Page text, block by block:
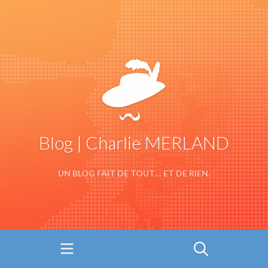
Blog | Charlie MERLAND
UN BLOG FAIT DE TOUT… ET DE RIEN.